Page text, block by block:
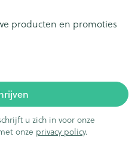
producten en promoties
u zich in voor onze
onze privacy policy.